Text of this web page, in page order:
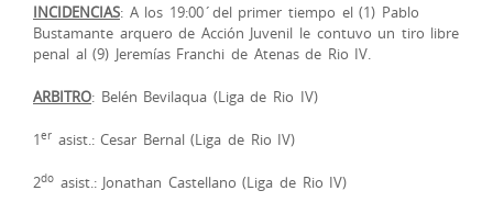
INCIDENCIAS: A los 19:00´del primer tiempo el (1) Pablo
Bustamante arquero de Acción Juvenil le contuvo un tiro libre
penal al (9) Jeremías Franchi de Atenas de Rio IV.
ARBITRO: Belén Bevilaqua (Liga de Rio IV)
1er asist.: Cesar Bernal (Liga de Rio IV)
2do asist.: Jonathan Castellano (Liga de Rio IV)